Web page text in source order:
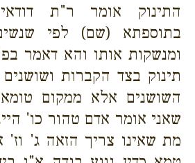
התינוק אומר ר"ת
בתוספתא (שם) לפי
ומנשקות אותו והא דאמר
תינוק בצד הקברות
השושנים אלא ממקום
שאני אומר אדם טהור כו'
מת שאינו צריך הזאה ג'